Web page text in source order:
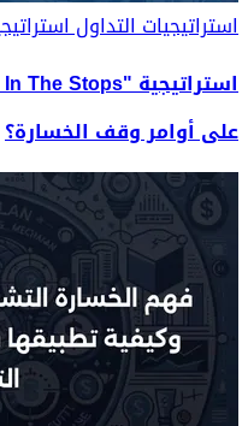
استراتيجيات التداول
على أوامر وقف الخسارة؟